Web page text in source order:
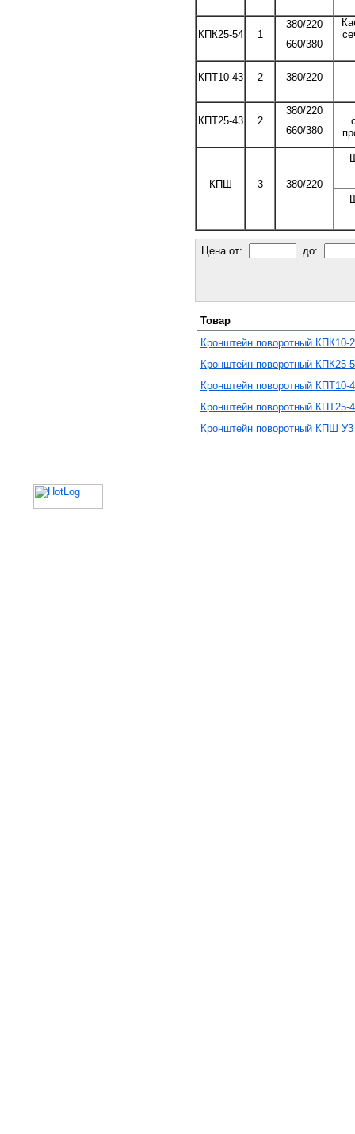
КПК25-54 1
380/220
660/380
КПТ10-43 2 380/220
КПТ25-43 2
380/220
660/380
КПШ 3 380/220
Цена от: до:
Товар
Кронштейн поворотный КПК10-
Кронштейн поворотный КПК25-
Кронштейн поворотный КПТ10-
Кронштейн поворотный КПТ25-
Кронштейн поворотный КПШ У3